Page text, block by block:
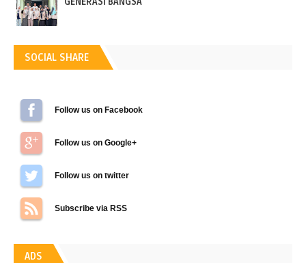
SOCIAL SHARE
Follow us on Facebook
Follow us on Google+
Follow us on Twitter
Subscribe via RSS
ADS